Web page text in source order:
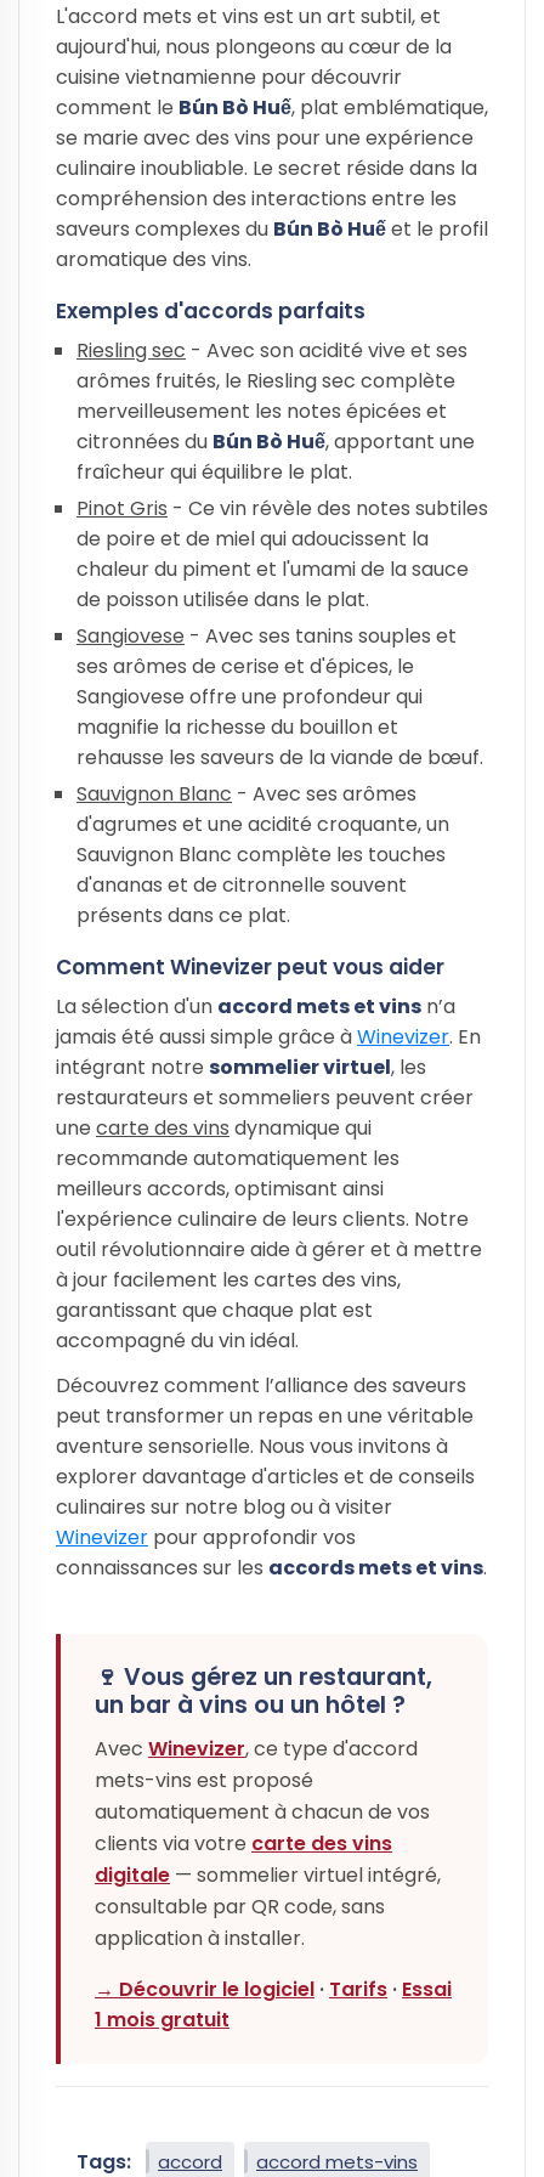
L'accord mets et vins est un art subtil, et
aujourd'hui, nous plongeons au cœur de la
cuisine vietnamienne pour découvrir
comment le Bún Bò Huế, plat emblématique,
se marie avec des vins pour une expérience
culinaire inoubliable. Le secret réside dans la
compréhension des interactions entre les
saveurs complexes du Bún Bò Huếet le profil
aromatique des vins.
Exemples d'accords parfaits
Riesling sec - Avec son acidité vive et ses
arômes fruités, le Riesling sec complète
merveilleusement les notes épicées et
citronnées du Bún Bò Huế, apportant une
fraîcheur qui équilibre le plat.
Pinot Gris - Ce vin révèle des notes subtiles
de poire et de miel qui adoucissent la
chaleur du piment et l'umami de la sauce
de poisson utilisée dans le plat.
Sangiovese - Avec ses tanins souples et
ses arômes de cerise et d'épices, le
Sangiovese offre une profondeur qui
magnifie la richesse du bouillon et
rehausse les saveurs de la viande de bœuf.
Sauvignon Blanc - Avec ses arômes
d'agrumes et une acidité croquante, un
Sauvignon Blanc complète les touches
d'ananas et de citronnelle souvent
présents dans ce plat.
Comment Winevizer peut vous aider
La sélection d'un accord mets et vins n’a
jamais été aussi simple grâce àWinevizer. En
intégrant notre sommelier virtuel, les
restaurateurs et sommeliers peuvent créer
une carte des vins dynamique qui
recommande automatiquement les
meilleurs accords, optimisant ainsi
l'expérience culinaire de leurs clients. Notre
outil révolutionnaire aide à gérer et à mettre
à jour facilement les cartes des vins,
garantissant que chaque plat est
accompagné du vin idéal.
Découvrez comment l’alliance des saveurs
peut transformer un repas en une véritable
aventure sensorielle. Nous vous invitons à
explorer davantage d'articles et de conseils
culinaires sur notre blog ou à visiter
Winevizer pour approfondir vos
connaissances sur les accords mets et vins.
🍷 Vous gérez un restaurant,
un bar à vins ou un hôtel ?
Avec Winevizer, ce type d'accord
mets-vins est proposé
automatiquement à chacun de vos
clients via votre carte des vins
digitale — sommelier virtuel intégré,
consultable par QR code, sans
application à installer.
→ Découvrir le logiciel · Tarifs · Essai
1 mois gratuit
Tags: accord accord mets-vins